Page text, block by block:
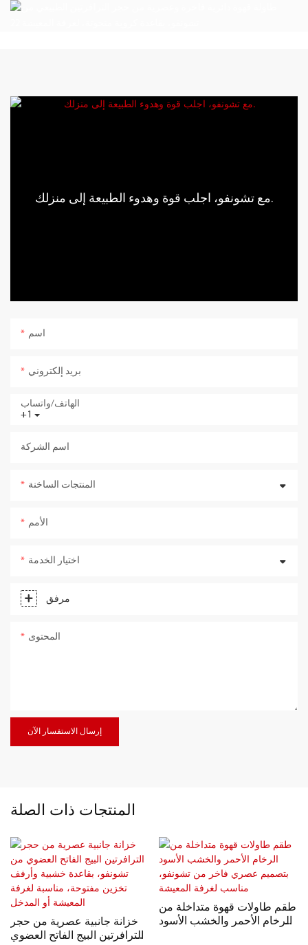
مع تشونفو، اجلب قوة وهدوء الطبيعة إلى منزلك.
اسم
بريد إلكتروني
+1
الهاتف/واتساب
اسم الشركة
المنتجات الساخنة
الأمم
اختيار الخدمة
مرفق
المحتوى
إرسال الاستفسار الآن
المنتجات ذات الصلة
خزانة جانبية عصرية من حجر
الترافرتين البيج الفاتح العضوي
طقم طاولات قهوة متداخلة من
الرخام الأحمر والخشب الأسود